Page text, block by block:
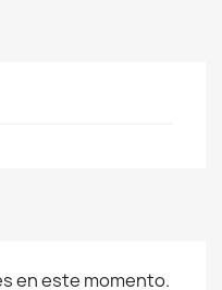
en este momento.